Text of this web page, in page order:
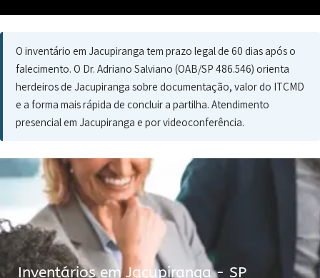
O inventário em Jacupiranga tem prazo legal de 60 dias após o
falecimento. O Dr. Adriano Salviano (OAB/SP 486.546) orienta
herdeiros de Jacupiranga sobre documentação, valor do ITCMD
e a forma mais rápida de concluir a partilha. Atendimento
presencial em Jacupiranga e por videoconferência.
Inventários em Jacupiranga - SP